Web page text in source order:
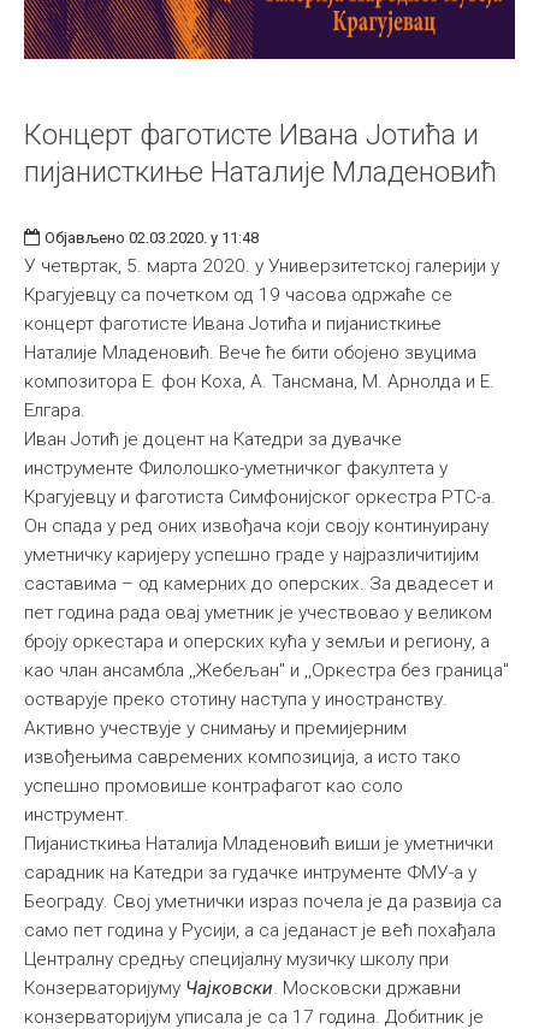
Концерт фаготисте Ивана Јотића и
пијанисткиње Наталије Младеновић
Објављено 02.03.2020. у 11:48
У четвртак, 5. марта 2020. у Универзитетској галерији у
Крагујевцу са почетком од 19 часова одржаће се
концерт фаготисте Ивана Јотића и пијанисткиње
Наталије Младеновић. Вече ће бити обојено звуцима
композитора Е. фон Коха, А. Тансмана, М. Арнолда и Е.
Елгара.
Иван Јотић је доцент на Катедри за дувачке
инструменте Филолошко-уметничког факултета у
Крагујевцу и фаготиста Симфонијског оркестра РТС-а.
Он спада у ред оних извођача који своју континуирану
уметничку каријеру успешно граде у најразличитијим
саставима – од камерних до оперских. За двадесет и
пет година рада овај уметник је учествoвао у великом
броју оркестара и оперских кућа у земљи и региону, а
као члан ансамбла ,,Жебељан" и ,,Оркестра без граница"
остварује преко стотину наступа у иностранству.
Активно учествује у снимању и премијерним
извођењима савремених композиција, а исто тако
успешно промовише контрафагот као соло
инструмент.
Пијанисткиња Наталија Младеновић виши је уметнички
сарадник на Катедри за гудачке интрументе ФМУ-а у
Београду. Свој уметнички израз почела је да развија са
само пет година у Русији, а са једанаст је већ похађала
Централну средњу специјалну музичку школу при
Конзерваторијуму Чајковски. Московски државни
конзерваторијум уписала је са 17 година. Добитник је